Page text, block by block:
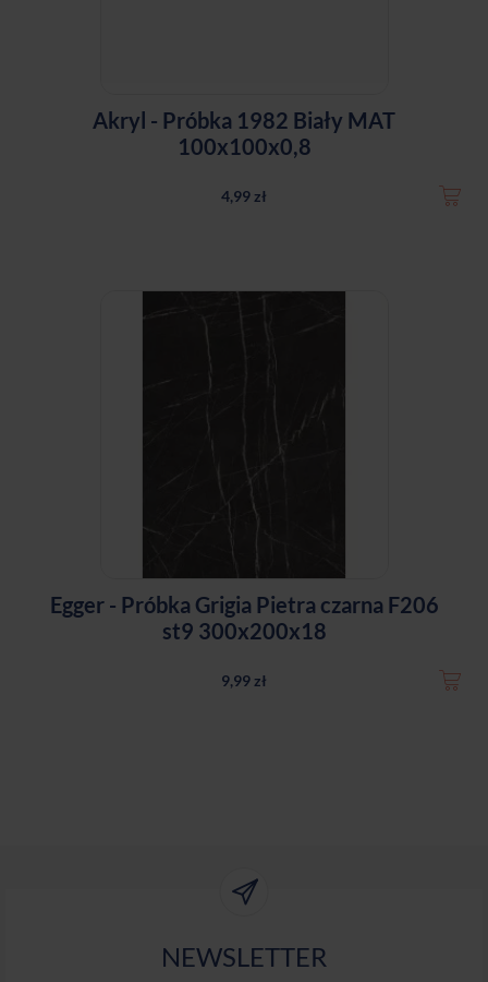
Akryl - Próbka 1982 Biały MAT
100x100x0,8
4,99 zł
Egger - Próbka Grigia Pietra czarna F206
st9 300x200x18
9,99 zł
NEWSLETTER